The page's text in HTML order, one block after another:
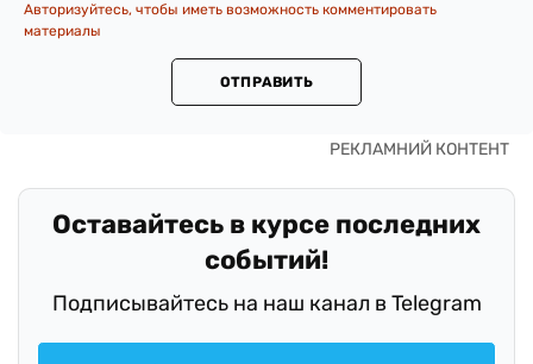
Авторизуйтесь, чтобы иметь возможность комментировать
материалы
ОТПРАВИТЬ
Оставайтесь в курсе последних
событий!
Подписывайтесь на наш канал в Telegram